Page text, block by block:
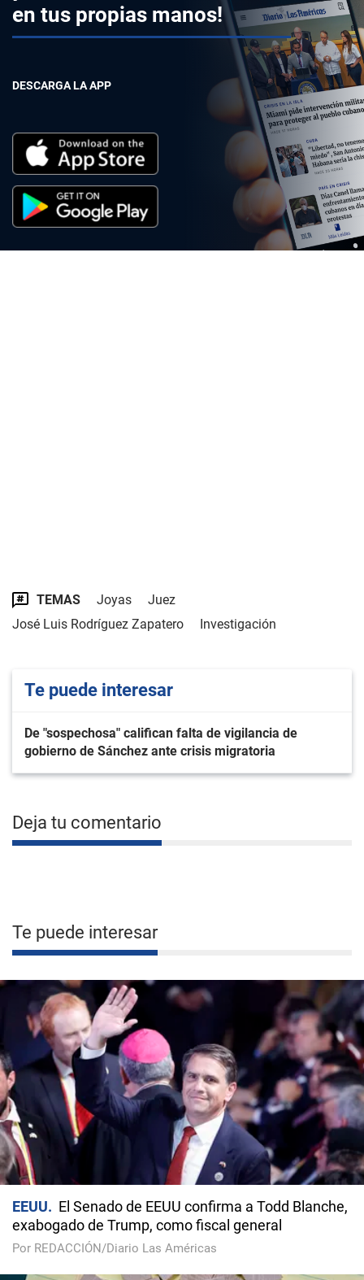
en tus propias manos!
DESCARGA LA APP
TEMAS Joyas
Juez
José Luis Rodríguez Zapatero
Investigación
Te puede interesar
De "sospechosa" califican falta de vigilancia de
gobierno de Sánchez ante crisis migratoria
Deja tu comentario
Te puede interesar
EEUU
El Senado de EEUU confirma a Todd Blanche,
exabogado de Trump, como fiscal general
Por REDACCIÓN/Diario Las Américas